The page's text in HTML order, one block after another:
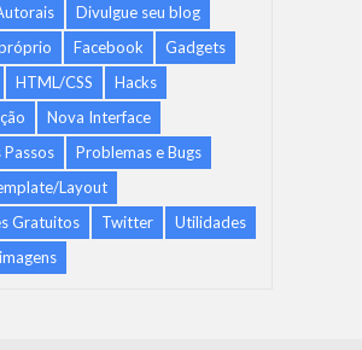
Divulgue seu blog
Facebook
Gadgets
HTML/CSS
Hacks
Nova Interface
Problemas e Bugs
Layout
Gratuitos
Twitter
Utilidades